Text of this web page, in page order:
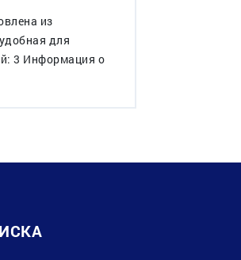
из
для
3 Информация о